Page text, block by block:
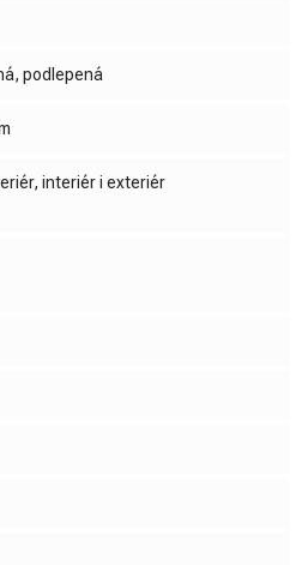
podlepená
interiér i exteriér